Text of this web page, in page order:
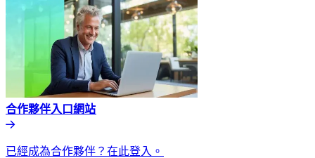
合作夥伴入口網站​​
已經成為合作夥伴？在此登入。​​